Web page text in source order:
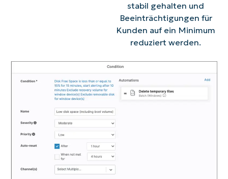
stabil gehalten und
Beeinträchtigungen für
Kunden auf ein Minimum
reduziert werden.